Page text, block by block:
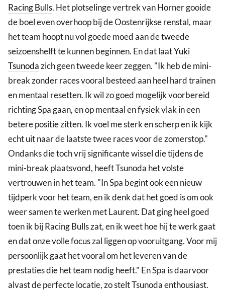
Racing Bulls. Het plotselinge vertrek van Horner gooide
de boel even overhoop bij de Oostenrijkse renstal, maar
het team hoopt nu vol goede moed aan de tweede
seizoenshelft te kunnen beginnen. En dat laatYuki
Tsunodazich geen tweede keer zeggen. "Ik heb de mini-
break zonder races vooral besteed aan heel hard trainen
en mentaal resetten. Ik wil zo goed mogelijk voorbereid
richting Spa gaan, en op mentaal en fysiek vlak in een
betere positie zitten. Ik voel me sterk en scherp en ik kijk
echt uit naar de laatste twee races voor de zomerstop."
Ondanks die toch vrij significante wissel die tijdens de
mini-break plaatsvond, heeft Tsunoda het volste
vertrouwen in het team. "In Spa begint ook een nieuw
tijdperk voor het team, en ik denk dat het goed is om ook
weer samen te werken met Laurent. Dat ging heel goed
toen ik bij Racing Bulls zat, en ik weet hoe hij te werk gaat
en dat onze volle focus zal liggen op vooruitgang. Voor mij
persoonlijk gaat het vooral om het leveren van de
prestaties die het team nodig heeft." En Spa is daarvoor
alvast de perfecte locatie, zo stelt Tsunoda enthousiast.